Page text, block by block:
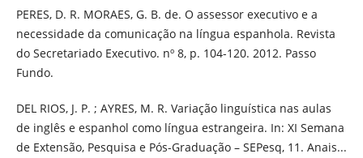
PERES, D. R. MORAES, G. B. de. O assessor executivo e a
necessidade da comunicação na língua espanhola. Revista
do Secretariado Executivo. nº 8, p. 104-120. 2012. Passo
Fundo.
DEL RIOS, J. P. ; AYRES, M. R. Variação linguística nas aulas
de inglês e espanhol como língua estrangeira. In: XI Semana
de Extensão, Pesquisa e Pós-Graduação – SEPesq, 11. Anais...